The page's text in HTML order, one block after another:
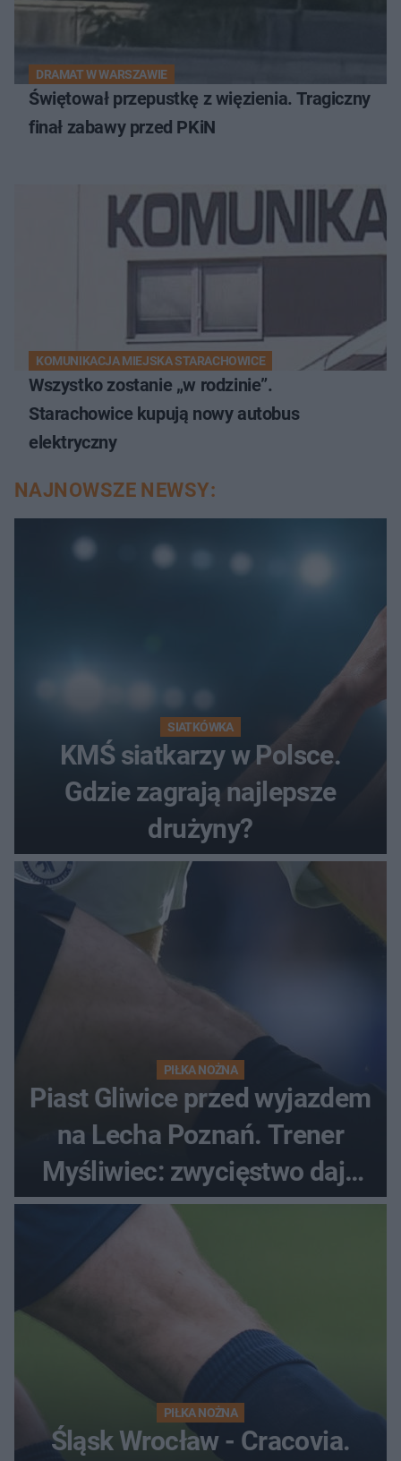
DRAMAT W WARSZAWIE
Świętował przepustkę z więzienia. Tragiczny
finał zabawy przed PKiN
KOMUNIKACJA MIEJSKA STARACHOWICE
Wszystko zostanie „w rodzinie”.
Starachowice kupują nowy autobus
elektryczny
NAJNOWSZE NEWSY:
SIATKÓWKA
KMŚ siatkarzy w Polsce.
Gdzie zagrają najlepsze
drużyny?
PIŁKA NOŻNA
Piast Gliwice przed wyjazdem
na Lecha Poznań. Trener
Myśliwiec: zwycięstwo daje
satysfakcję
PIŁKA NOŻNA
Śląsk Wrocław - Cracovia.